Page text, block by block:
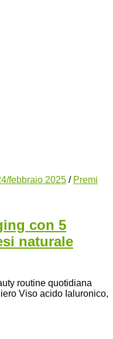
febbraio 2025 / Premi
con 5
naturale
routine quotidiana
Viso acido Ialuronico,